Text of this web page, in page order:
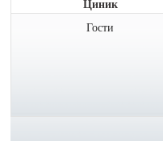
Циник
Гости